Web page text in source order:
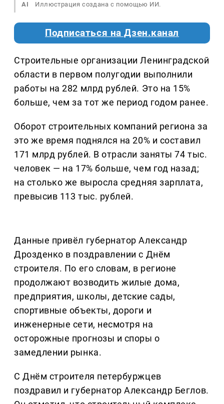
AI Иллюстрация создана с помощью ИИ.
Подписаться на Дзен.канал
Строительные организации Ленинградской
области в первом полугодии выполнили
работы на 282 млрд рублей. Это на 15%
больше, чем за тот же период годом ранее.
Оборот строительных компаний региона за
это же время поднялся на 20% и составил
171 млрд рублей. В отрасли заняты 74 тыс.
человек — на 17% больше, чем год назад;
на столько же выросла средняя зарплата,
превысив 113 тыс. рублей.
Данные привёл губернатор Александр
Дрозденко в поздравлении с Днём
строителя. По его словам, в регионе
продолжают возводить жилые дома,
предприятия, школы, детские сады,
спортивные объекты, дороги и
инженерные сети, несмотря на
осторожные прогнозы и споры о
замедлении рынка.
С Днём строителя петербуржцев
поздравил и губернатор Александр Беглов.